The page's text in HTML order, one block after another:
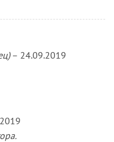
– 24.09.2019